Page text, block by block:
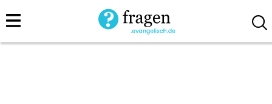
Direkt
zum